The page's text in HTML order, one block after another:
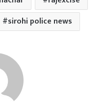
sirohi police news